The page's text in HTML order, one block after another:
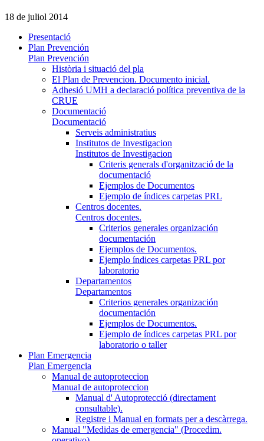
18 de juliol 2014
Presentació
Plan Prevención
Plan Prevención
Història i situació del pla
El Plan de Prevencion. Documento inicial.
Adhesió UMH a declaració política preventiva de la
CRUE
Documentació
Documentació
Serveis administratius
Institutos de Investigacion
Institutos de Investigacion
Criteris generals d'organització de la
documentació
Ejemplos de Documentos
Ejemplo de índices carpetas PRL
Centros docentes.
Centros docentes.
Criterios generales organización
documentación
Ejemplos de Documentos.
Ejemplo índices carpetas PRL por
laboratorio
Departamentos
Departamentos
Criterios generales organización
documentación
Ejemplos de Documentos.
Ejemplo de índices carpetas PRL por
laboratorio o taller
Plan Emergencia
Plan Emergencia
Manual de autoproteccion
Manual de autoproteccion
Manual d' Autoprotecció (directament
consultable).
Registre i Manual en formats per a descàrrega.
Manual "Medidas de emergencia" (Procedim.